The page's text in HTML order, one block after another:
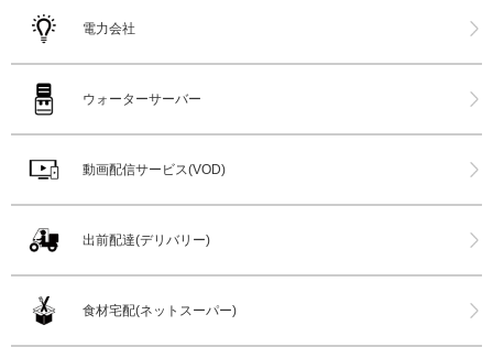
電力会社
ウォーターサーバー
動画配信サービス(VOD)
出前配達(デリバリー)
食材宅配(ネットスーパー)